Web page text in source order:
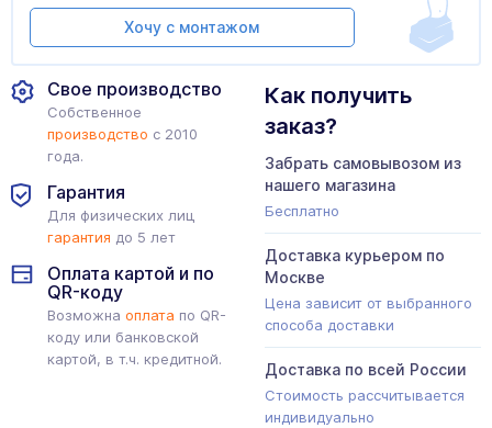
Свое производство
Собственное
производство с 2010
года.
Гарантия
Для физических лиц
гарантия до 5 лет
Оплата картой и по
QR-коду
Возможна оплата по QR-
коду или банковской
картой, в т.ч. кредитной.
Как получить
заказ?
Забрать самовывозом из
нашего магазина
Бесплатно
Доставка курьером по
Москве
Цена зависит от выбранного
способа доставки
Доставка по всей России
Стоимость рассчитывается
индивидуально
Хочу с монтажом